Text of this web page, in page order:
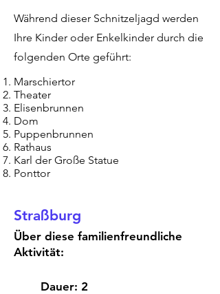
Während dieser Schnitzeljagd werden
Ihre Kinder oder Enkelkinder durch die
folgenden Orte geführt:
Marschiertor
Theater
Elisenbrunnen
Dom
Puppenbrunnen
Rathaus
Karl der Große Statue
Ponttor
Straßburg
Über diese familienfreundliche
Aktivität:
Dauer: 2